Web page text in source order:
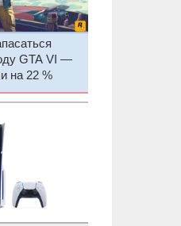
GTA VI —
на 22 %